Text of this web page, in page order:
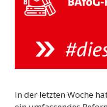
In der letzten Woche